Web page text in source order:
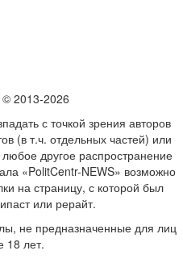
© 2013-2026
с точкой зрения авторов
(в т.ч. отдельных частей) или
другое распространение
«PolitCentr-NEWS» возможно
на страницу, с которой был
или рерайт.
не предназначенные для лиц
18 лет.